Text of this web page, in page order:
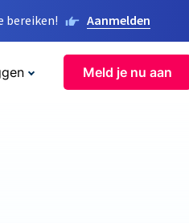
bereiken! Aanmelden
Meld je nu aan